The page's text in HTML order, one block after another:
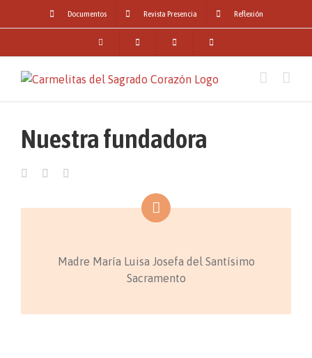
Documentos Revista Presencia Reflexión
Nuestra fundadora
Madre María Luisa Josefa del Santísimo
Sacramento